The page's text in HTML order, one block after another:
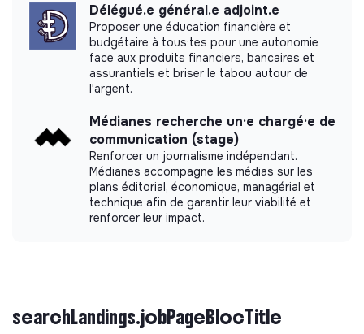
Délégué.e général.e adjoint.e
Proposer une éducation financière et
budgétaire à tous·tes pour une autonomie
face aux produits financiers, bancaires et
assurantiels et briser le tabou autour de
l'argent.
Médianes recherche un·e chargé·e de
communication (stage)
Renforcer un journalisme indépendant.
Médianes accompagne les médias sur les
plans éditorial, économique, managérial et
technique afin de garantir leur viabilité et
renforcer leur impact.
searchLandings.jobPageBlocTitle